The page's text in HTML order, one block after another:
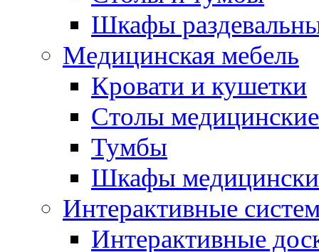
Шкафы
Медицинская мебель
Кровати и кушетки
Столы медицинские
Тумбы
Шкафы
Интерактивные
Интерактивные